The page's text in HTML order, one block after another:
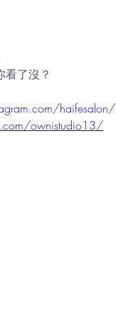
看了沒？
haifesalon/
ownistudio13/